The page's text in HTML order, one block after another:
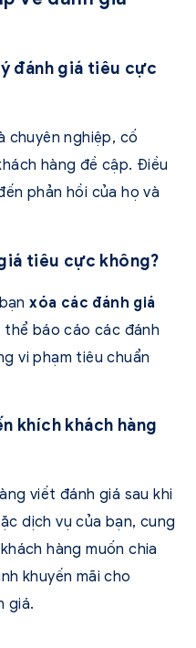
đánh giá tiêu cực
chuyên nghiệp, cố
hàng đề cập. Điều
phản hồi của họ và
tiêu cực không?
xóa các đánh giá
thể báo cáo các đánh
vi phạm tiêu chuẩn
khích khách hàng
viết đánh giá sau khi
dịch vụ của bạn, cung
hàng muốn chia
khuyến mãi cho
giá.